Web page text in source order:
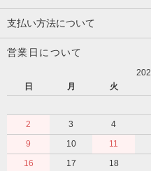
支払い方法について
営業日について
日
月 火
2
3 4
9
10 11
16
17 18